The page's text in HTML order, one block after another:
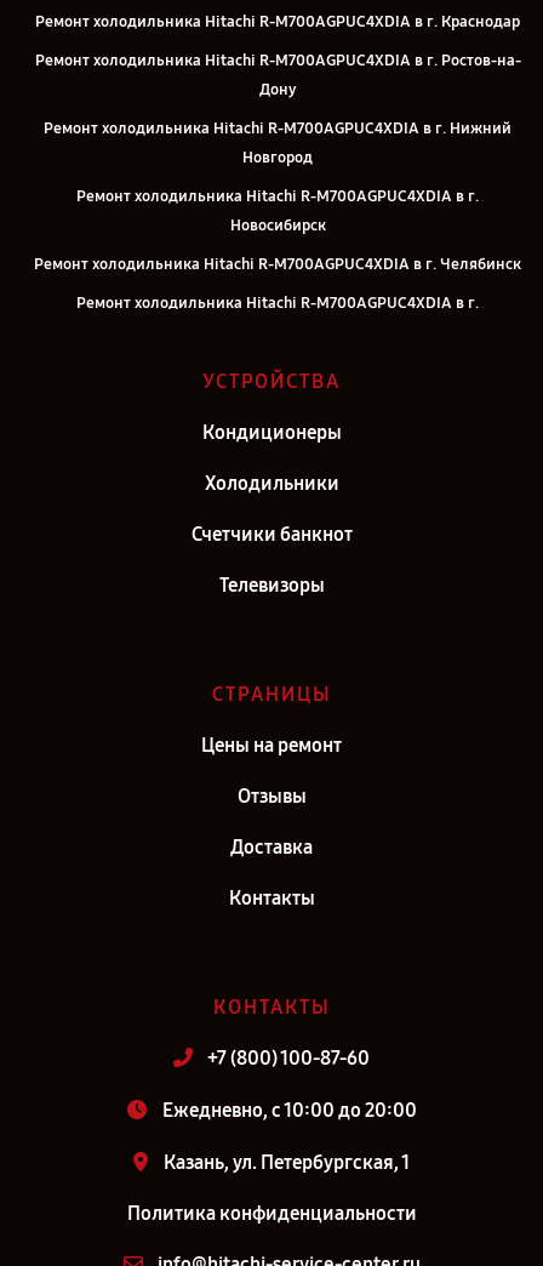
Ремонт холодильника Hitachi R-M700AGPUC4XDIA в г. Краснодар
Ремонт холодильника Hitachi R-M700AGPUC4XDIA в г. Ростов-на-
Дону
Ремонт холодильника Hitachi R-M700AGPUC4XDIA в г. Нижний
Новгород
Ремонт холодильника Hitachi R-M700AGPUC4XDIA в г.
Новосибирск
Ремонт холодильника Hitachi R-M700AGPUC4XDIA в г. Челябинск
Ремонт холодильника Hitachi R-M700AGPUC4XDIA в г.
Ремонт холодильника Hitachi R-M700AGPUC4XDIA в г. Воронеж
Ремонт холодильника Hitachi R-M700AGPUC4XDIA в г. Самара
Ремонт холодильника Hitachi R-M700AGPUC4XDIA в г. Киров
Ремонт холодильника Hitachi R-M700AGPUC4XDIA в г. Москва
Петербург
УСТРОЙСТВА
Кондиционеры
Холодильники
Счетчики банкнот
Телевизоры
СТРАНИЦЫ
Цены на ремонт
Отзывы
Доставка
Контакты
КОНТАКТЫ
+7 (800) 100-87-60
Ежедневно, с 10:00 до 20:00
Казань, ул. Петербургская, 1
Политика конфиденциальности